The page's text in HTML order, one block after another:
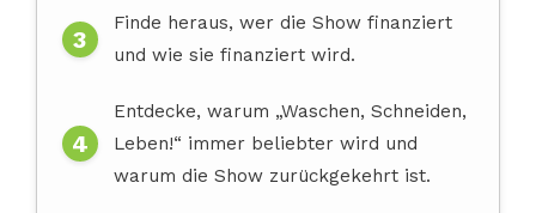
Finde heraus, wer die Show finanziert
und wie sie finanziert wird.
Entdecke, warum „Waschen, Schneiden,
Leben!“ immer beliebter wird und
warum die Show zurückgekehrt ist.